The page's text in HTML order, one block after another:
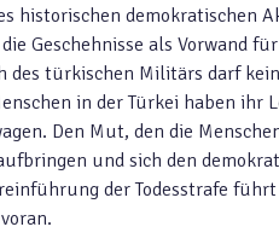
historischen demokratischen
Geschehnisse als Vorwand
des türkischen Militärs darf
in der Türkei haben
Den Mut, den die
und sich den
der Todesstrafe